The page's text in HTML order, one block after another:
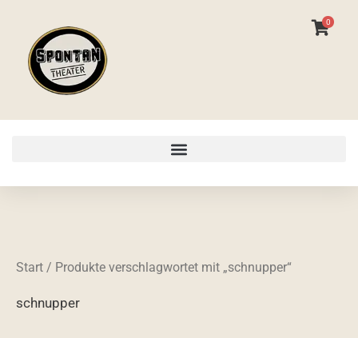
springen
0
Start / Produkte verschlagwortet mit „schnupper“
schnupper